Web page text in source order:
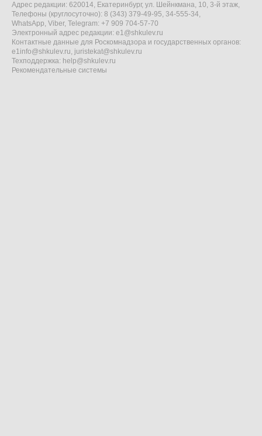
Адрес редакции: 620014, Екатеринбург, ул. Шейнкмана, 10, 3-й этаж,
Телефоны (круглосуточно): 8 (343) 379-49-95, 34-555-34,
WhatsApp, Viber, Telegram: +7 909 704-57-70
Электронный адрес редакции: e1@shkulev.ru
Контактные данные для Роскомнадзора и государственных органов:
e1info@shkulev.ru, juristekat@shkulev.ru
Техподдержка: help@shkulev.ru
Рекомендательные системы